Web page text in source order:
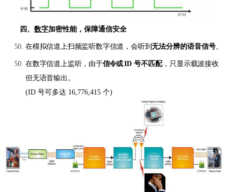
四、数字加密性能，保障通信安全
在模拟信道上扫频监听数字信道，会听到无法分辨的语音信号。
在数字信道上监听，由于信令或ID 号不匹配，只显示载波接收
但无语音输出。
(ID 号可多达 16,776,415 个)